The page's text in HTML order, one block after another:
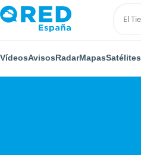
VídeosAvisosRadarMapasSatélites